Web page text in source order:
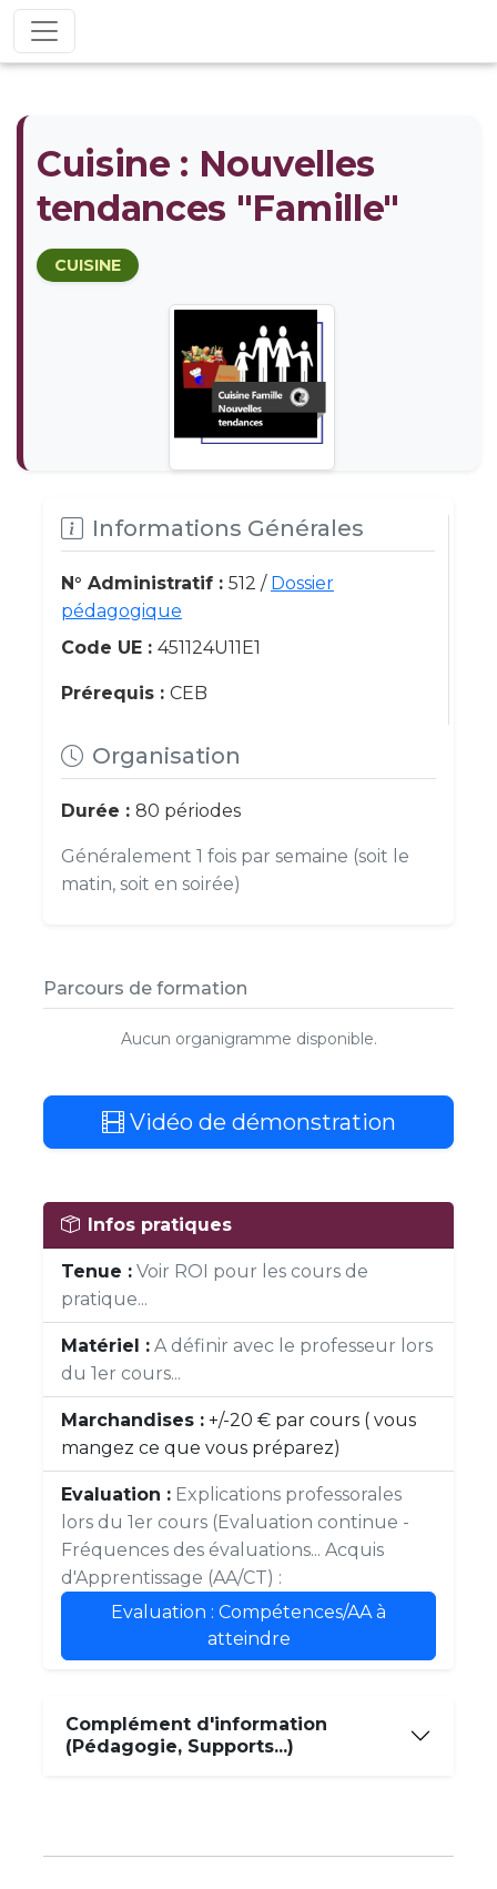
Cuisine : Nouvelles
tendances "Famille"
CUISINE
Informations Générales
N° Administratif : 512 / Dossier
pédagogique
Code UE : 451124U11E1
Prérequis : CEB
Organisation
Durée : 80 périodes
Généralement 1 fois par semaine (soit le
matin, soit en soirée)
Parcours de formation
Aucun organigramme disponible.
Vidéo de démonstration
Infos pratiques
Tenue : Voir ROI pour les cours de
pratique...
Matériel : A définir avec le professeur lors
du 1er cours...
Marchandises : +/-20 € par cours ( vous
mangez ce que vous préparez)
Evaluation : Explications professorales
lors du 1er cours (Evaluation continue -
Fréquences des évaluations... Acquis
d'Apprentissage (AA/CT) :
Evaluation : Compétences/AA à
atteindre
Complément d'information
(Pédagogie, Supports...)